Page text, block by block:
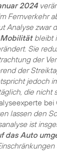
2024
Fernverkehr
Analyse zwar
Mobilitätbleibt
Sie
der
der
jedoch
die nicht
bei
lassen den
ist
das Auto